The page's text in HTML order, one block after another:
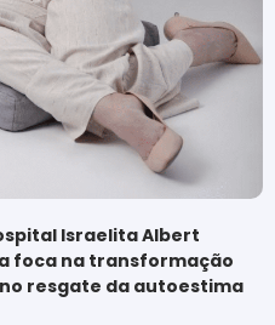
Israelita Albert
foca na transformação
resgate da autoestima